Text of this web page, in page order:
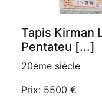
Tapis Kirman
Pentateu [...]
20ème siècle
Prix: 5500 €